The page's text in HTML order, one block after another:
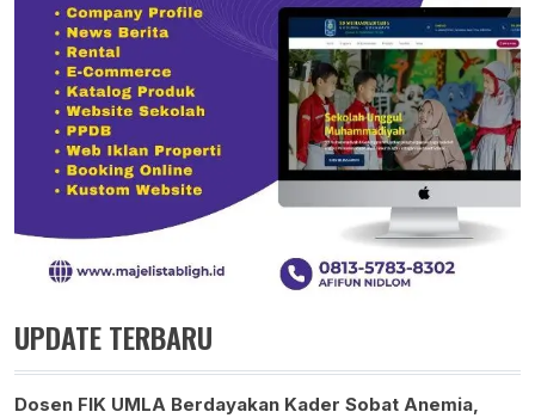
UPDATE TERBARU
Dosen FIK UMLA Berdayakan Kader Sobat Anemia,